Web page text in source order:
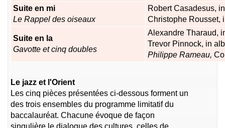
Suite en mi
Le Rappel des oiseaux
Robert Casadesus,
Christophe Rousset,
Suite en la
Gavotte et cinq doubles
Alexandre Tharaud,
Trevor Pinnock, in
Philippe Rameau,
Le jazz et l'Orient
Les cinq pièces présentées ci-dessous forment un
des trois ensembles du programme limitatif du
baccalauréat. Chacune évoque de façon